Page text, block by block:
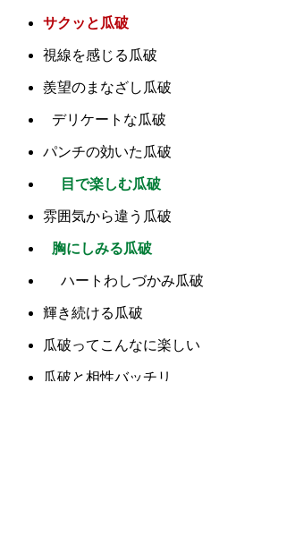
サクッと瓜破
視線を感じる瓜破
羨望のまなざし瓜破
デリケートな瓜破
パンチの効いた瓜破
目で楽しむ瓜破
雰囲気から違う瓜破
胸にしみる瓜破
ハートわしづかみ瓜破
輝き続ける瓜破
瓜破ってこんなに楽しい
瓜破と相性バッチリ